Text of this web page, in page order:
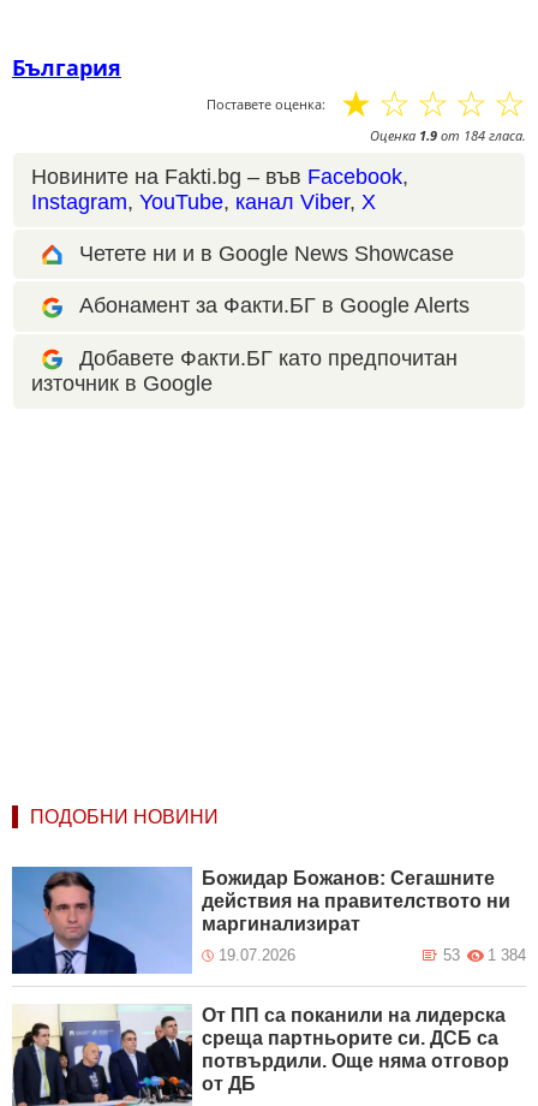
България
Поставете оценка: ☆
☆
☆
☆
☆
Оценка 1.9 от 184 гласа.
Новините на Fakti.bg – във Facebook,
Instagram, YouTube, канал Viber, X
Четете ни и в Google News Showcase
Абонамент за Факти.БГ в Google Alerts
Добавете Факти.БГ като предпочитан
източник в Google
ПОДОБНИ НОВИНИ
Божидар Божанов: Сегашните
действия на правителството ни
маргинализират
19.07.2026 1 384
53
От ПП са поканили на лидерска
среща партньорите си. ДСБ са
потвърдили. Още няма отговор
от ДБ